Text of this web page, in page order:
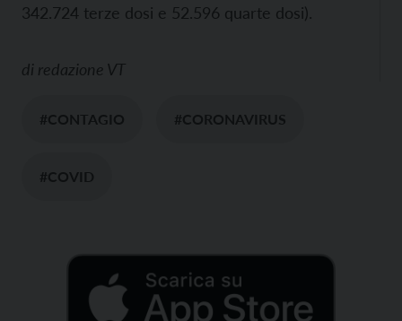
342.724 terze dosi e 52.596 quarte dosi).
di redazione VT
#CONTAGIO #CORONAVIRUS
#COVID